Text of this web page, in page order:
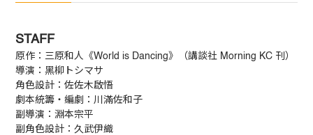
STAFF
原作：三原和人《World is Dancing》（講談社 Morning KC 刊）
導演：黑柳トシマサ
角色設計：佐佐木啟悟
劇本統籌・編劇：川滿佐和子
副導演：淵本宗平
副角色設計：久武伊織